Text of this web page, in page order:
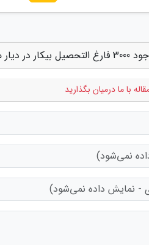
دنیا"
با ما درمیان بگذارید